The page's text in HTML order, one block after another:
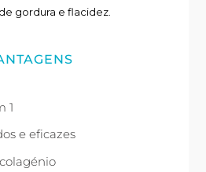
gordura e flacidez.
1
e eficazes